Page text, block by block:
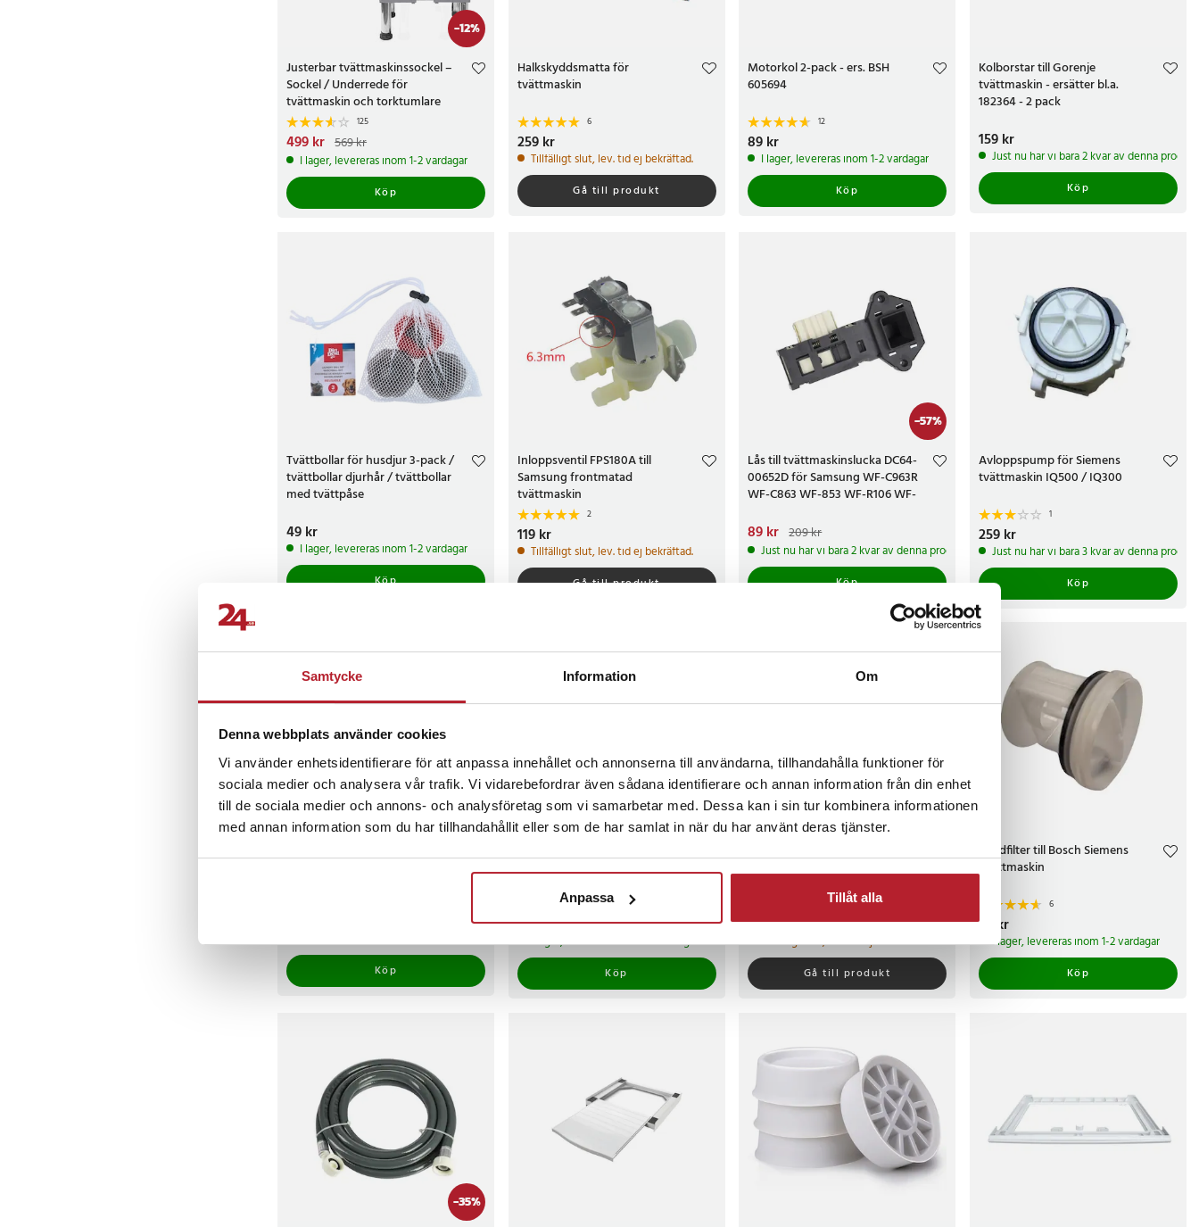
Samtycke Information Om
Denna webbplats använder cookies
Vi använder enhetsidentifierare för att anpassa innehållet och annonserna till användarna, tillhandahålla funktioner för
sociala medier och analysera vår trafik. Vi vidarebefordrar även sådana identifierare och annan information från din enhet
till de sociala medier och annons- och analysföretag som vi samarbetar med. Dessa kan i sin tur kombinera informationen
med annan information som du har tillhandahållit eller som de har samlat in när du har använt deras tjänster.
Anpassa Tillåt alla
-12%
Justerbar tvättmaskinssockel –
Sockel / Underrede för
tvättmaskin och torktumlare
125
Nuvarande pris
569 kr
499 kr 569 kr
I lager, levereras inom 1-2 vardagar
Köp
Halkskyddsmatta för
tvättmaskin
6
Pris:259 kr
259 kr
Tillfälligt slut, lev. tid ej bekräftad.
Gå till produkt
Motorkol 2-pack - ers. BSH
605694
12
Pris:89 kr
89 kr
I lager, levereras inom 1-2 vardagar
Köp
Kolborstar till Gorenje
tvättmaskin - ersätter bl.a.
182364 - 2 pack
Pris :159 kr
159 kr
Just nu har vi bara 2 kvar av denna produkt
Köp
Tvättbollar för husdjur 3-pack /
tvättbollar djurhår / tvättbollar
med tvättpåse
Pris:49 kr
49 kr
I lager, levereras inom 1-2 vardagar
Köp
Inloppsventil FPS180A till
Samsung frontmatad
tvättmaskin
2
Pris :119 kr
119 kr
Tillfälligt slut, lev. tid ej bekräftad.
Gå till produkt
-57%
Lås till tvättmaskinslucka DC64-
00652D för Samsung WF-C963R
WF-C863 WF-853 WF-R106 WF-
Nuvarande pris
209 kr
89 kr 209 kr
Just nu har vi bara 2 kvar av denna produkt
Köp
Avloppspump för Siemens
tvättmaskin IQ500 / IQ300
1
Pris:259 kr
259 kr
Just nu har vi bara 3 kvar av denna produkt
Köp
I lager, levereras inom 1-2 vardagar
Köp
och diskmaskin – 2 m
1
Pris:149 kr
149 kr
I lager, levereras inom 1-2 vardagar
Köp
Pris:129 kr
129 kr
Tillfälligt slut, lev. tid ej bekräftad.
Gå till produkt
Luddfilter till Bosch Siemens
Tvättmaskin
6
Pris :59 kr
59 kr
I lager, levereras inom 1-2 vardagar
Köp
-35%